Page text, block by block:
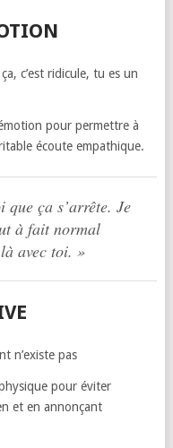
c’est ridicule, tu es un
pour permettre à
écoute empathique.
ça s’arrête. Je
à fait normal
avec toi. »
n’existe pas
pour éviter
et en annonçant